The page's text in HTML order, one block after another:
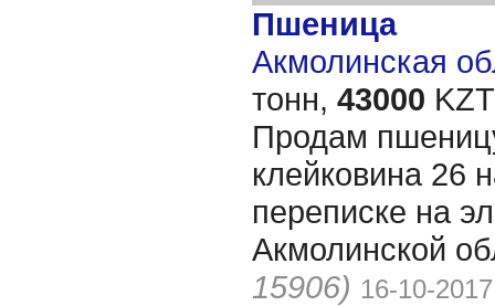
Пшеница
Акмолинская
тонн, 43000
Продам
клейковина 26
переписке на
Акмолинской
15906) 16-10-2017